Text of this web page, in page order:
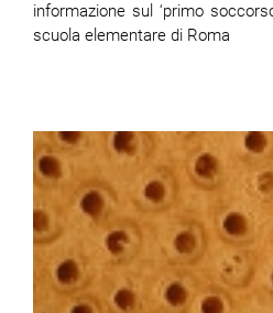
informazione sul ‘primo
scuola elementare di Roma